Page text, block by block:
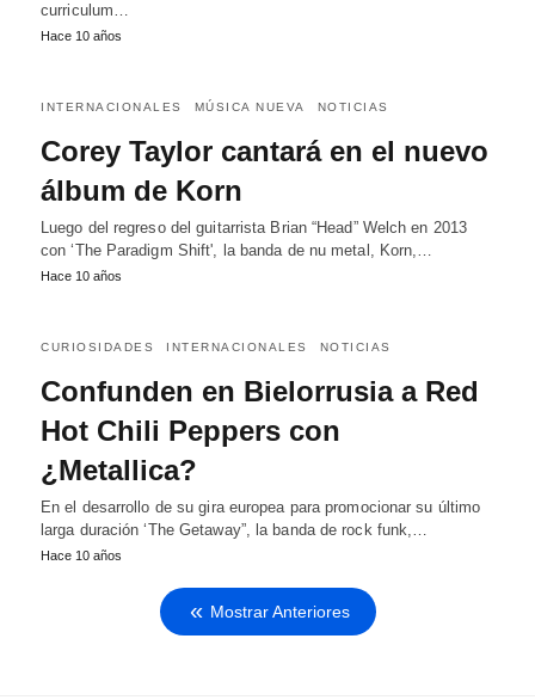
curriculum…
Hace 10 años
INTERNACIONALES MÚSICA NUEVA NOTICIAS
Corey Taylor cantará en el nuevo
álbum de Korn
Luego del regreso del guitarrista Brian “Head” Welch en 2013
con ‘The Paradigm Shift', la banda de nu metal, Korn,…
Hace 10 años
CURIOSIDADES INTERNACIONALES NOTICIAS
Confunden en Bielorrusia a Red
Hot Chili Peppers con
¿Metallica?
En el desarrollo de su gira europea para promocionar su último
larga duración ‘The Getaway”, la banda de rock funk,…
Hace 10 años
Mostrar Anteriores